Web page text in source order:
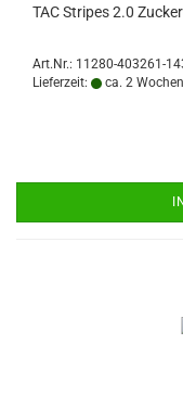
TAC Stripes 2.0
Art.Nr.: 11280-403261-
Lieferzeit:
ca. 2 Wochen